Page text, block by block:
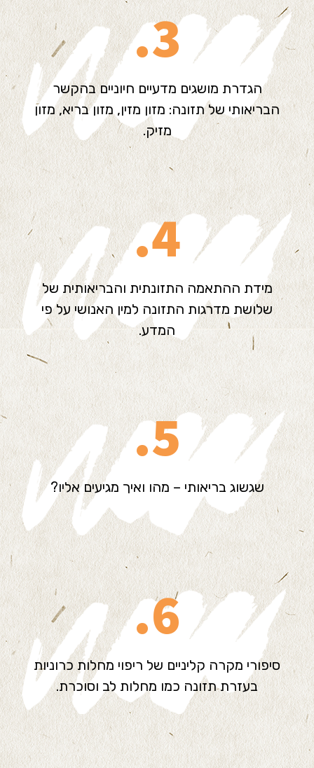
3.
הגדרת מושגים מדעיים חיוניים בהקשר
הבריאותי של תזונה: מזון מזין, מזון בריא, מזון
מזיק.
4.
מידת ההתאמה התזונתית והבריאותית של
שלושת מדרגות התזונה למין האנושי על פי
המדע.
5.
שגשוג בריאותי – מהו ואיך מגיעים אליו?
6.
סיפורי מקרה קליניים של ריפוי מחלות כרוניות
בעזרת תזונה כמו מחלות לב וסוכרת.